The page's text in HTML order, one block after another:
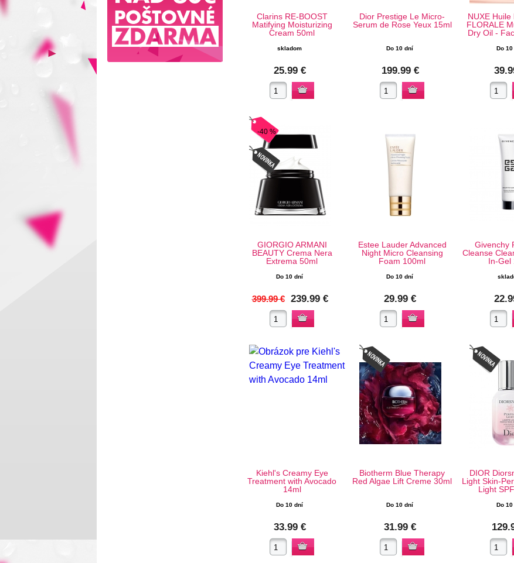
Clarins RE-BOOST
Matifying Moisturizing
Cream 50ml
skladom
25.99 €
Dior Prestige Le Micro-
Serum de Rose Yeux 15ml
Do 10 dní
199.99 €
NUXE
FLORALE
Dry Oil -
Do
-40 %
GIORGIO ARMANI
BEAUTY Crema Nera
Extrema 50ml
Do 10 dní
399.99 € 239.99 €
Estee Lauder Advanced
Night Micro Cleansing
Foam 100ml
Do 10 dní
29.99 €
Givenchy
Cleanse
In-Gel
Kiehl's Creamy Eye
Treatment with Avocado
14ml
Do 10 dní
33.99 €
Biotherm Blue Therapy
Red Algae Lift Creme 30ml
Do 10 dní
31.99 €
DIOR
Light Skin-
Light
Do